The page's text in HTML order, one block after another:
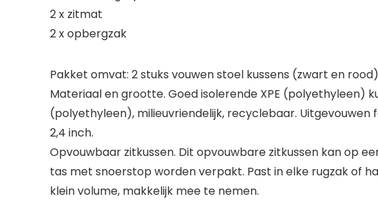
2 x zitmat
2 x opbergzak
Pakket omvat: 2 stuks vouwen stoel kussens (zwart en
Materiaal en grootte. Goed isolerende XPE (polyethyleen)
(polyethyleen), milieuvriendelijk, recyclebaar. Uitgevouwen
2,4 inch.
Opvouwbaar zitkussen. Dit opvouwbare zitkussen kan op
tas met snoerstop worden verpakt. Past in elke rugzak of
klein volume, makkelijk mee te nemen.